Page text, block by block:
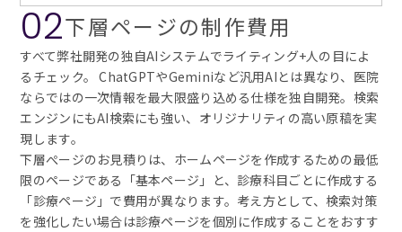
02下層ページの制作費用
すべて弊社開発の独自AIシステムでライティング+人の目によ
るチェック。 ChatGPTやGeminiなど汎用AIとは異なり、医院
ならではの一次情報を最大限盛り込める仕様を独自開発。検索
エンジンにもAI検索にも強い、オリジナリティの高い原稿を実
現します。
下層ぺージのお見積りは、ホームページを作成するための最低
限のページである「基本ページ」と、診療科目ごとに作成する
「診療ページ」で費用が異なります。考え方として、検索対策
を強化したい場合は診療ページを個別に作成することをおすす